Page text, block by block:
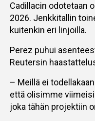
Cadillacin odotetaan
2026. Jenkkitallin
kuitenkin eri linjoilla.
Perez puhui
Reutersin
– Meillä ei
että olisimme
joka tähän projektiin